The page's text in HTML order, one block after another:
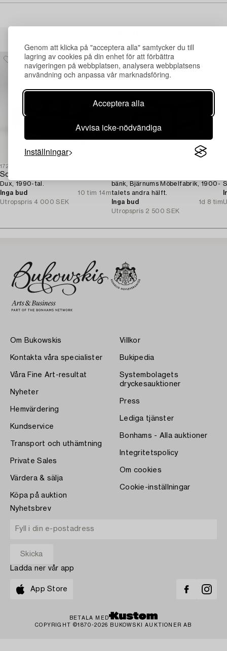
Genom att klicka på "acceptera alla" samtycker du till
lagring av cookies på din enhet för att förbättra
navigeringen på webbplatsen, analysera webbplatsens
användning och anpassa vår marknadsföring.
Acceptera alla
Avvisa icke-nödvändiga
Inställningar
1729043
Soffa,
Dux, 1990-tal.
Inga bud
10 tim 14m
Utropspris 4 000 SEK
bänk, Bjärnums Möbelfabrik, 1900-
talets andra hälft.
Inga bud
1d 8 tim
Utropspris 2 500 SEK
Om Bukowskis
Kontakta våra specialister
Våra Fine Art-resultat
Nyheter
Hemvärdering
Kundservice
Transport och uthämtning
Private Sales
Värdera & sälja
Köpa på auktion
Villkor
Bukipedia
Systembolagets
dryckesauktioner
Press
Lediga tjänster
Bonhams - Alla auktioner
Integritetspolicy
Om cookies
Cookie-inställningar
Nyhetsbrev
Ladda ner vår app
App Store
BETALA MED
COPYRIGHT ©1870-2026 BUKOWSKI AUKTIONER AB